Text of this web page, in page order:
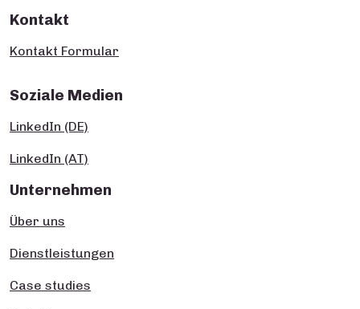
Kontakt
Kontakt Formular
Soziale Medien
LinkedIn (DE)
LinkedIn (AT)
Unternehmen
Über uns
Dienstleistungen
Case studies